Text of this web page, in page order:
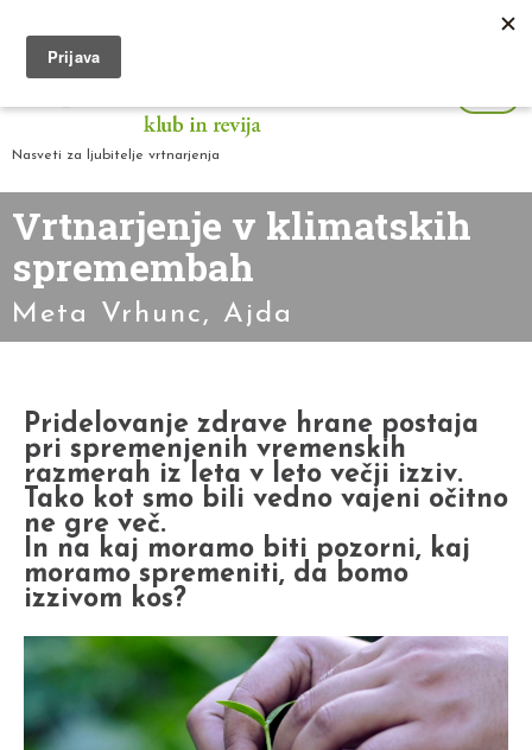
Nasveti za ljubitelje vrtnarjenja
Vrtnarjenje v klimatskih
spremembah
Meta Vrhunc, Ajda
Pridelovanje zdrave hrane postaja
pri spremenjenih vremenskih
razmerah iz leta v leto večji izziv.
Tako kot smo bili vedno vajeni očitno
ne gre več.
In na kaj moramo biti pozorni, kaj
moramo spremeniti, da bomo
izzivom kos?